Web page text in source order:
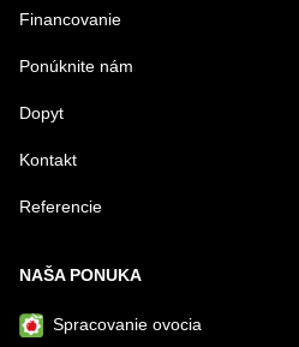
Financovanie
Ponúknite nám
Dopyt
Kontakt
Referencie
NAŠA PONUKA
Spracovanie ovocia